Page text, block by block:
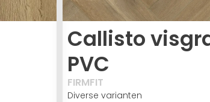
Callisto
PVC
FIRMFIT
Diverse varianten